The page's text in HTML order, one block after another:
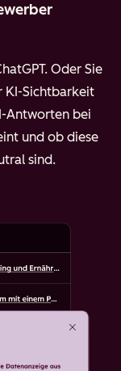
Oder Sie
KI-Sichtbarkeit
Antworten bei
und ob diese
sind.